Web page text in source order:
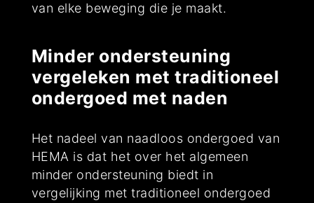
van elke beweging die je maakt.
Minder ondersteuning
vergeleken met traditioneel
ondergoed met naden
Het nadeel van naadloos ondergoed van
HEMA is dat het over het algemeen
minder ondersteuning biedt in
vergelijking met traditioneel ondergoed